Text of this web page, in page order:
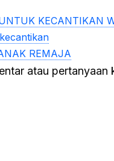
KECANTIKAN
REMAJA
atau pertanyaan